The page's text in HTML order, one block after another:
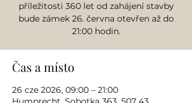
příležitosti 360 let od zahájení stavby
bude zámek 26. června otevřen až do
21:00 hodin.
Čas a místo
26 cze 2026, 09:00 – 21:00